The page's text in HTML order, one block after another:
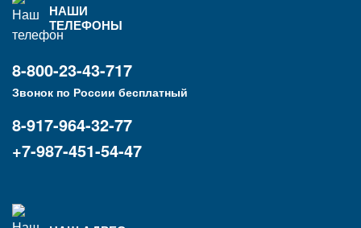
НАШИ
ТЕЛЕФОНЫ
8-800-23-43-717
Звонок по России бесплатный
8-917-964-32-77
+7-987-451-54-47